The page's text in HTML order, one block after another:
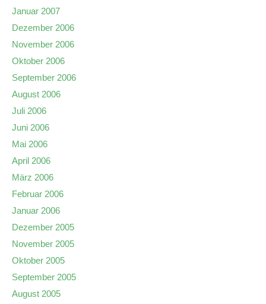
Januar 2007
Dezember 2006
November 2006
Oktober 2006
September 2006
August 2006
Juli 2006
Juni 2006
Mai 2006
April 2006
März 2006
Februar 2006
Januar 2006
Dezember 2005
November 2005
Oktober 2005
September 2005
August 2005